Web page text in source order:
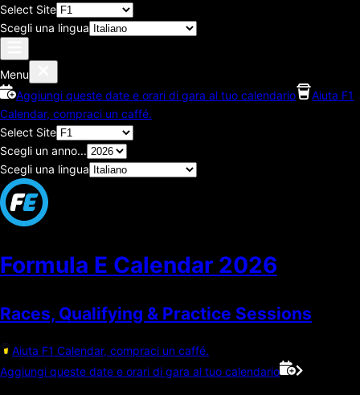
Select Site
Scegli una lingua
Menu
Aggiungi queste date e orari di gara al tuo calendario
Aiuta F1
Calendar, compraci un caffé.
Select Site
Scegli un anno...
Scegli una lingua
Formula E Calendar 2026
Races, Qualifying & Practice Sessions
Aiuta F1 Calendar, compraci un caffé.
Aggiungi queste date e orari di gara al tuo calendario